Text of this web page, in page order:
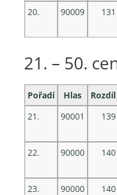
20.
90009 131
21. – 50.
Pořadí Hlas Rozdíl
21.
90001 139
22. 90000 140
23. 90000 140